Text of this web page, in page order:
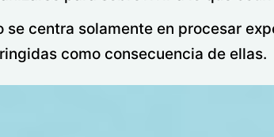
centra solamente en procesar
como consecuencia de ellas.